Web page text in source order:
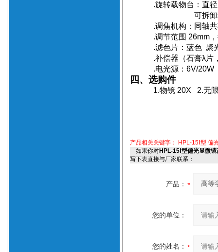
.旋转载物台：直径
可拆
.调焦机构：同轴
.调节范围 26mm
.滤色片：蓝色 聚
.补偿器（石膏λ片
.电光源： 6V/20W
四、选购件
1.物镜 20X 2.无
产品相关关键字：
HPL-15Ⅰ型 偏
如果你对HPL-15Ⅰ型偏光显微
写下表直接与厂家联系：
产品：
您的单位：
您的姓名：